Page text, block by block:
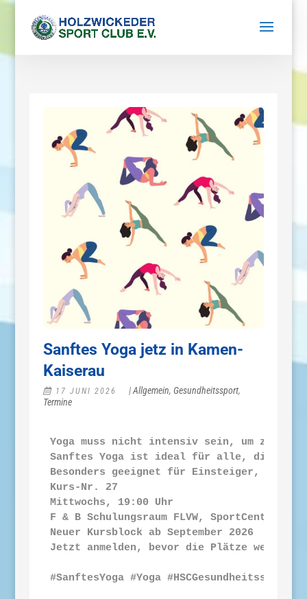
Sanftes Yoga jetz in Kamen-
Kaiserau
17 JUNI 2026 |Allgemein, Gesundheitssport,
Termine
Yoga muss nicht intensiv sein, um zu
Sanftes Yoga ist ideal für alle, die ihren
Besonders geeignet für Einsteiger,
Kurs-Nr. 27
Mittwochs, 19:00 Uhr
F & B Schulungsraum FLVW, SportCentrum
Neuer Kursblock ab September 2026
Jetzt anmelden, bevor die Plätze weg
#SanftesYoga #Yoga #HSCGesundheitssport